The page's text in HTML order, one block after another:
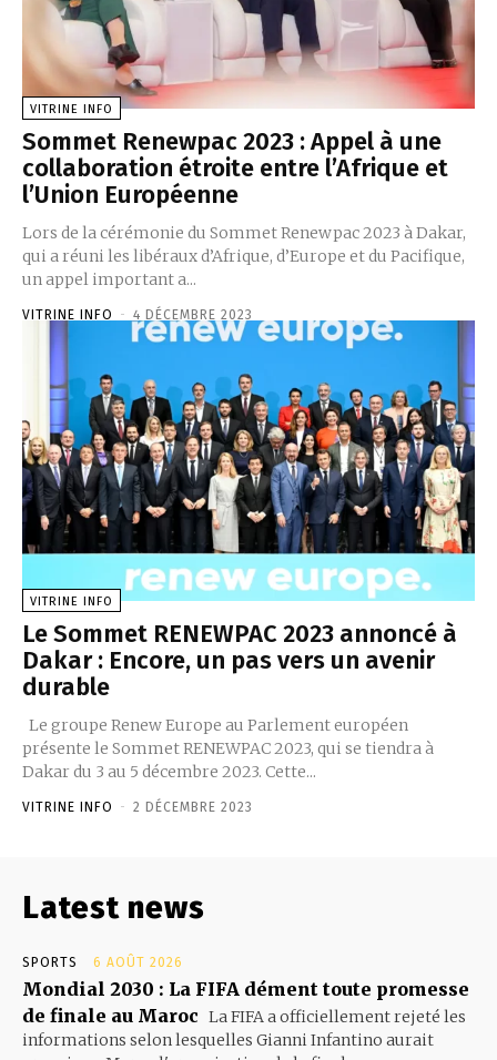
VITRINE INFO
Sommet Renewpac 2023 : Appel à une
collaboration étroite entre l’Afrique et
l’Union Européenne
Lors de la cérémonie du Sommet Renewpac 2023 à Dakar,
qui a réuni les libéraux d’Afrique, d’Europe et du Pacifique,
un appel important a...
VITRINE INFO - 4 DÉCEMBRE 2023
VITRINE INFO
Le Sommet RENEWPAC 2023 annoncé à
Dakar : Encore, un pas vers un avenir
durable
Le groupe Renew Europe au Parlement européen
présente le Sommet RENEWPAC 2023, qui se tiendra à
Dakar du 3 au 5 décembre 2023. Cette...
VITRINE INFO - 2 DÉCEMBRE 2023
Latest news
SPORTS 6 AOÛT 2026
Mondial 2030 : La FIFA dément toute promesse
de finale au Maroc La FIFA a officiellement rejeté les
informations selon lesquelles Gianni Infantino aurait